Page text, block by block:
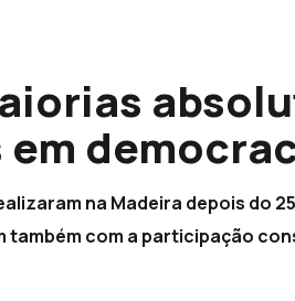
na Madeira depois do
com a participação